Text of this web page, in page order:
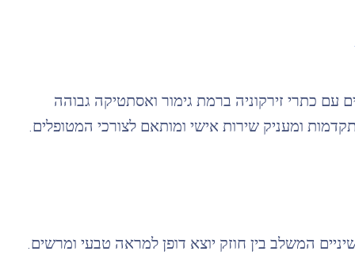
עם כתרי זירקוניה ברמת גימור ואסתטיקה גבוהה
ומעניק שירות אישי ומותאם לצורכי המטופלים.
המשלב בין חוזק יוצא דופן למראה טבעי ומרשים.